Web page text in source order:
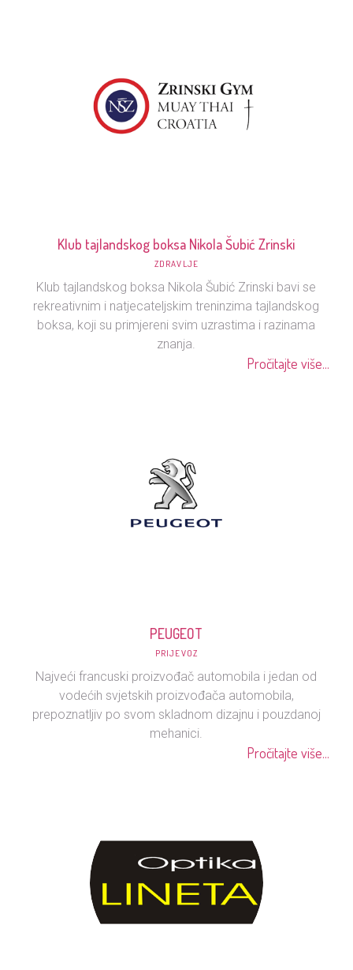
Klub tajlandskog boksa Nikola Šubić Zrinski
ZDRAVLJE
Klub tajlandskog boksa Nikola Šubić Zrinski bavi se
rekreativnim i natjecateljskim treninzima tajlandskog
boksa, koji su primjereni svim uzrastima i razinama
znanja.
Pročitajte više...
PEUGEOT
PRIJEVOZ
Najveći francuski proizvođač automobila i jedan od
vodećih svjetskih proizvođača automobila,
prepoznatljiv po svom skladnom dizajnu i pouzdanoj
mehanici.
Pročitajte više...